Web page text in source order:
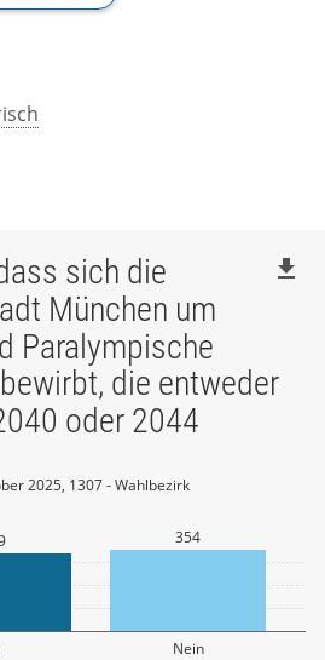
Nein
354
sich die
München um
Paralympische
die entweder
oder 2044
2025, 1307 - Wahlbezirk
file_download